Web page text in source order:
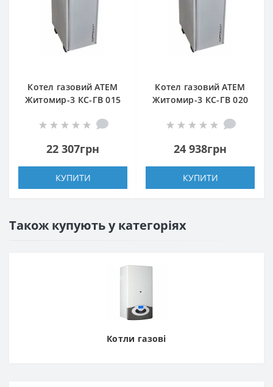
Котел газовий АТЕМ
Житомир-3 КС-ГВ 015
22 307грн
КУПИТИ
Котел газовий АТЕМ
Житомир-3 КС-ГВ 020
24 938грн
КУПИТИ
Також купують у категоріях
Котли газові